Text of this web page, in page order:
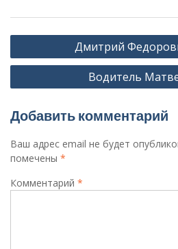
Навигация
по
Дмитрий
Водитель
Добавить комментарий
Ваш адрес email не будет
помечены *
Комментарий *